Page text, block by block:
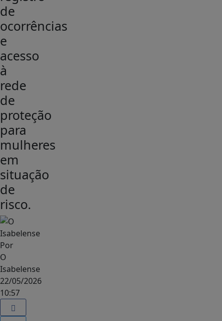
de
ocorrências
e
acesso
à
rede
de
proteção
para
mulheres
em
situação
de
risco.
Por
O
Isabelense
22/05/2026
10:57